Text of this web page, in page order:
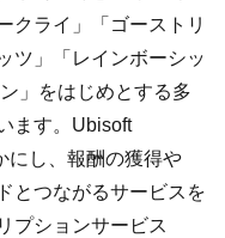
クライ」「ゴーストリ
ツ」「レインボーシッ
」をはじめとする多
ます。Ubisoft
にし、報酬の獲得や
とつながるサービスを
プションサービス